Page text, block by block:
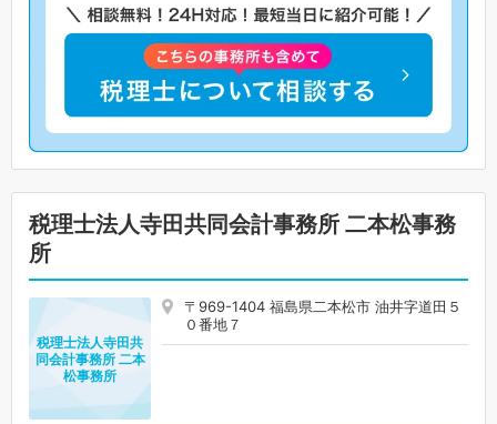
税理士法人寺田共同会計事務所 二本松事務
所
〒969-1404 福島県二本松市 油井字道田５
０番地７
税理士法人寺田共
同会計事務所 二本
松事務所